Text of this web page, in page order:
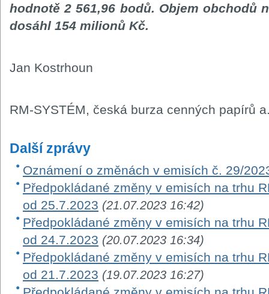
hodnotě 2 561,96 bodů. Objem obchodů
dosáhl 154 milionů Kč.
Jan Kostrhoun
RM-SYSTÉM, česká burza cenných papírů
Další zprávy
Oznámení o změnách v emisích č. 29/
Předpokládané změny v emisích na trhu
od 25.7.2023 (21.07.2023 16:42)
Předpokládané změny v emisích na trhu
od 24.7.2023 (20.07.2023 16:34)
Předpokládané změny v emisích na trhu
od 21.7.2023 (19.07.2023 16:27)